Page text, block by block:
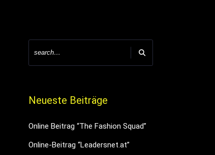
Neueste Beiträge
Online Beitrag “The Fashion Squad”
Online-Beitrag “Leadersnet.at”